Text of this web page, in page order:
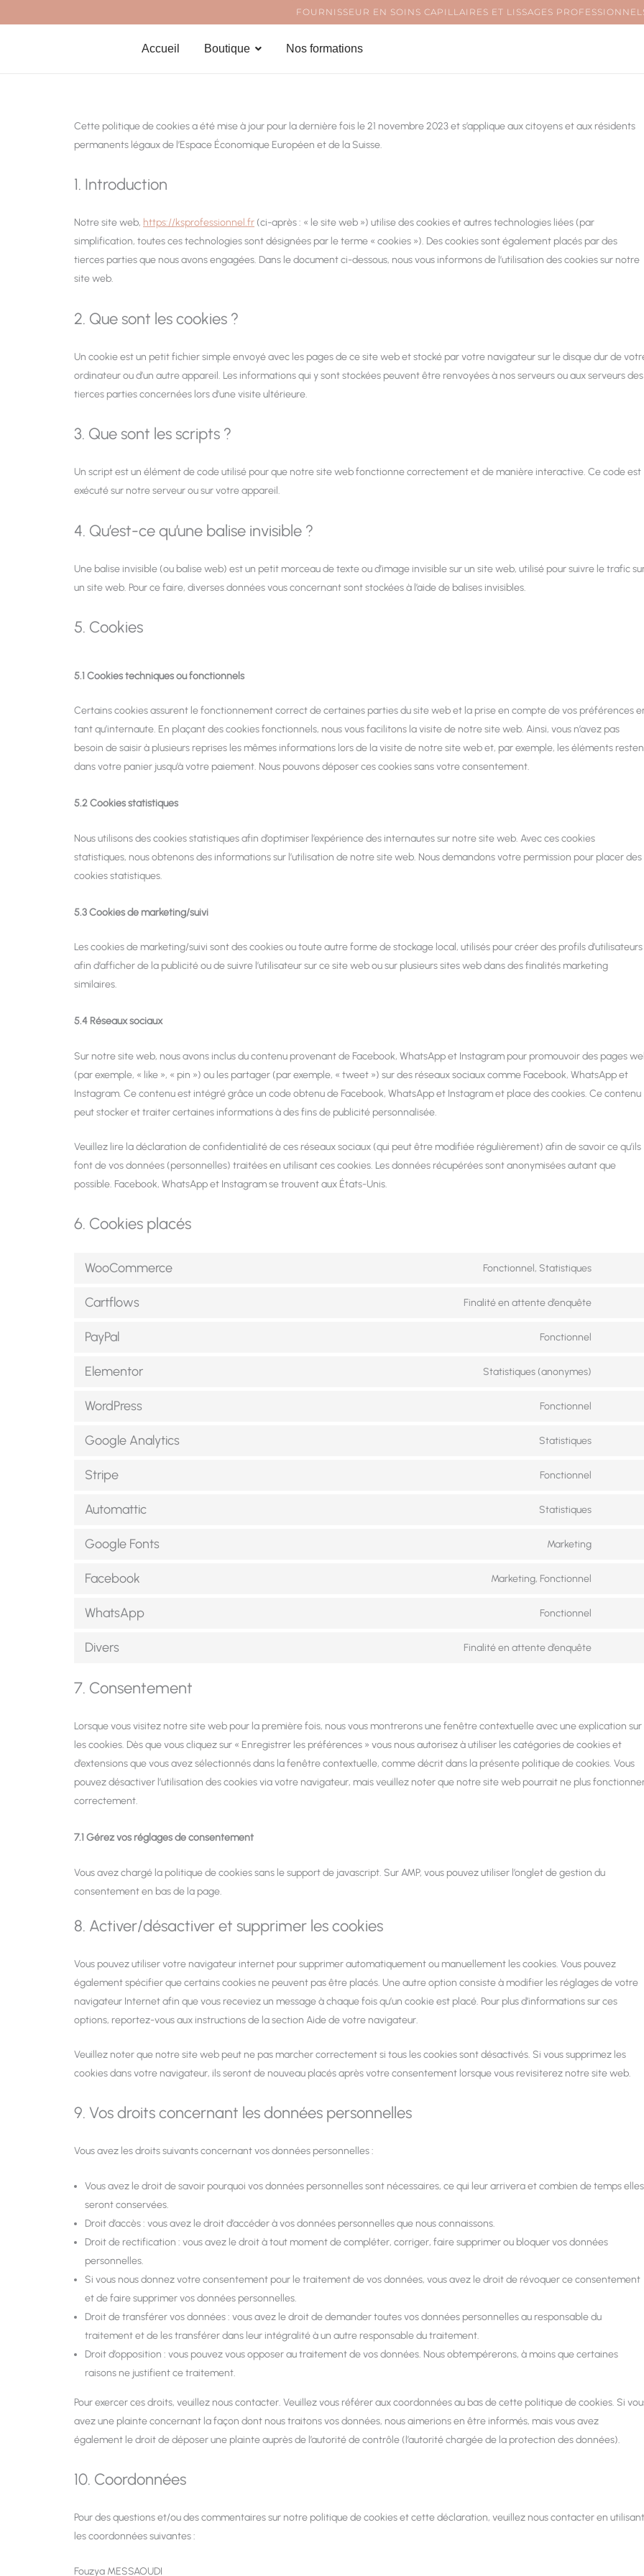
FOURNISSEUR EN SOINS CAPILLAIRES ET LISSAGES
Accueil Boutique Nos formations
Cette politique de cookies a été mise à jour pour la dernière fois le 21 novembre 2023 et s’applique aux citoyens et aux résidents
permanents légaux de l’Espace Économique Européen et de la Suisse.
1. Introduction
Notre site web, https://ksprofessionnel.fr (ci-après : « le site web ») utilise des cookies et autres technologies liées (par
simplification, toutes ces technologies sont désignées par le terme « cookies »). Des cookies sont également placés par des
tierces parties que nous avons engagées. Dans le document ci-dessous, nous vous informons de l’utilisation des cookies sur notre
site web.
2. Que sont les cookies ?
Un cookie est un petit fichier simple envoyé avec les pages de ce site web et stocké par votre navigateur sur le disque dur de
ordinateur ou d’un autre appareil. Les informations qui y sont stockées peuvent être renvoyées à nos serveurs ou aux serveurs des
tierces parties concernées lors d’une visite ultérieure.
3. Que sont les scripts ?
Un script est un élément de code utilisé pour que notre site web fonctionne correctement et de manière interactive. Ce code est
exécuté sur notre serveur ou sur votre appareil.
4. Qu’est-ce qu’une balise invisible ?
Une balise invisible (ou balise web) est un petit morceau de texte ou d’image invisible sur un site web, utilisé pour suivre le trafic
un site web. Pour ce faire, diverses données vous concernant sont stockées à l’aide de balises invisibles.
5. Cookies
5.1 Cookies techniques ou fonctionnels
Certains cookies assurent le fonctionnement correct de certaines parties du site web et la prise en compte de vos préférences
tant qu’internaute. En plaçant des cookies fonctionnels, nous vous facilitons la visite de notre site web. Ainsi, vous n’avez pas
besoin de saisir à plusieurs reprises les mêmes informations lors de la visite de notre site web et, par exemple, les éléments
dans votre panier jusqu’à votre paiement. Nous pouvons déposer ces cookies sans votre consentement.
5.2 Cookies statistiques
Nous utilisons des cookies statistiques afin d’optimiser l’expérience des internautes sur notre site web. Avec ces cookies
statistiques, nous obtenons des informations sur l’utilisation de notre site web. Nous demandons votre permission pour placer des
cookies statistiques.
5.3 Cookies de marketing/suivi
Les cookies de marketing/suivi sont des cookies ou toute autre forme de stockage local, utilisés pour créer des profils d’utilisateurs
afin d’afficher de la publicité ou de suivre l’utilisateur sur ce site web ou sur plusieurs sites web dans des finalités marketing
similaires.
5.4 Réseaux sociaux
Sur notre site web, nous avons inclus du contenu provenant de Facebook, WhatsApp et Instagram pour promouvoir des pages
(par exemple, « like », « pin ») ou les partager (par exemple, « tweet ») sur des réseaux sociaux comme Facebook, WhatsApp et
Instagram. Ce contenu est intégré grâce un code obtenu de Facebook, WhatsApp et Instagram et place des cookies. Ce contenu
peut stocker et traiter certaines informations à des fins de publicité personnalisée.
Veuillez lire la déclaration de confidentialité de ces réseaux sociaux (qui peut être modifiée régulièrement) afin de savoir ce qu’ils
font de vos données (personnelles) traitées en utilisant ces cookies. Les données récupérées sont anonymisées autant que
possible. Facebook, WhatsApp et Instagram se trouvent aux États-Unis.
6. Cookies placés
WooCommerce Fonctionnel, Statistiques
Consent
to
Cartflows Finalité en attente d’enquête
Consent
to
PayPal Fonctionnel
Consent
to
Elementor Statistiques (anonymes)
Consent
to
WordPress Fonctionnel
Consent
to
Google Analytics Statistiques
Consent
to
Stripe Fonctionnel
Consent
to
Automattic Statistiques
Consent
to
Google Fonts Marketing
Consent
to
Facebook Marketing, Fonctionnel
Consent
to
WhatsApp Fonctionnel
Consent
to
Divers Finalité en attente d’enquête
Consent
to
7. Consentement
Lorsque vous visitez notre site web pour la première fois, nous vous montrerons une fenêtre contextuelle avec une explication sur
les cookies. Dès que vous cliquez sur « Enregistrer les préférences » vous nous autorisez à utiliser les catégories de cookies et
d’extensions que vous avez sélectionnés dans la fenêtre contextuelle, comme décrit dans la présente politique de cookies. Vous
pouvez désactiver l’utilisation des cookies via votre navigateur, mais veuillez noter que notre site web pourrait ne plus
correctement.
7.1 Gérez vos réglages de consentement
Vous avez chargé la politique de cookies sans le support de javascript. Sur AMP, vous pouvez utiliser l’onglet de gestion du
consentement en bas de la page.
8. Activer/désactiver et supprimer les cookies
Vous pouvez utiliser votre navigateur internet pour supprimer automatiquement ou manuellement les cookies. Vous pouvez
également spécifier que certains cookies ne peuvent pas être placés. Une autre option consiste à modifier les réglages de votre
navigateur Internet afin que vous receviez un message à chaque fois qu’un cookie est placé. Pour plus d’informations sur ces
options, reportez-vous aux instructions de la section Aide de votre navigateur.
Veuillez noter que notre site web peut ne pas marcher correctement si tous les cookies sont désactivés. Si vous supprimez les
cookies dans votre navigateur, ils seront de nouveau placés après votre consentement lorsque vous revisiterez notre site web.
9. Vos droits concernant les données personnelles
Vous avez les droits suivants concernant vos données personnelles :
Vous avez le droit de savoir pourquoi vos données personnelles sont nécessaires, ce qui leur arrivera et combien de temps elles
seront conservées.
Droit d’accès : vous avez le droit d’accéder à vos données personnelles que nous connaissons.
Droit de rectification : vous avez le droit à tout moment de compléter, corriger, faire supprimer ou bloquer vos données
personnelles.
Si vous nous donnez votre consentement pour le traitement de vos données, vous avez le droit de révoquer ce consentement
et de faire supprimer vos données personnelles.
Droit de transférer vos données : vous avez le droit de demander toutes vos données personnelles au responsable du
traitement et de les transférer dans leur intégralité à un autre responsable du traitement.
Droit d’opposition : vous pouvez vous opposer au traitement de vos données. Nous obtempérerons, à moins que certaines
raisons ne justifient ce traitement.
Pour exercer ces droits, veuillez nous contacter. Veuillez vous référer aux coordonnées au bas de cette politique de cookies. Si
avez une plainte concernant la façon dont nous traitons vos données, nous aimerions en être informés, mais vous avez
également le droit de déposer une plainte auprès de l’autorité de contrôle (l’autorité chargée de la protection des données).
10. Coordonnées
Pour des questions et/ou des commentaires sur notre politique de cookies et cette déclaration, veuillez nous contacter en utilisant
les coordonnées suivantes :
Fouzya MESSAOUDI